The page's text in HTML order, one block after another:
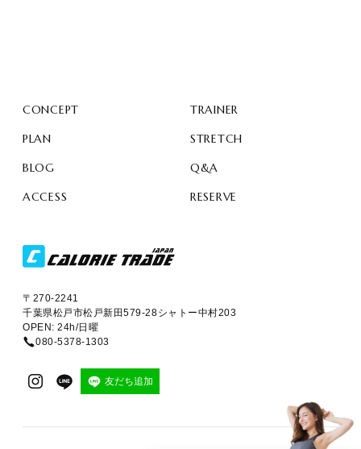
CONCEPT
TRAINER
PLAN
STRETCH
BLOG
Q&A
ACCESS
RESERVE
〒270-2241
千葉県松戸市松戸新田579-28シャトー中村203
OPEN: 24h/日曜
080-5378-1303
友だち追加